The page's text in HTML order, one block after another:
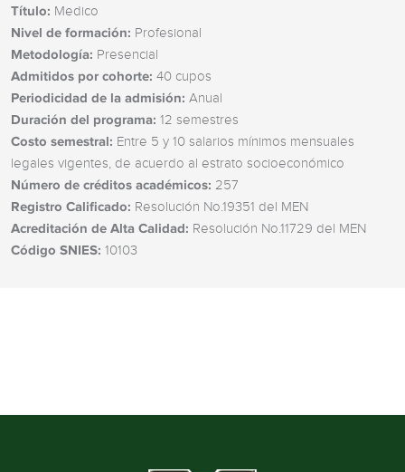
Título: Medico
Nivel de formación: Profesional
Metodología: Presencial
Admitidos por cohorte: 40 cupos
Periodicidad de la admisión: Anual
Duración del programa: 12 semestres
Costo semestral: Entre 5 y 10 salarios mínimos mensuales
legales vigentes, de acuerdo al estrato socioeconómico
Número de créditos académicos: 257
Registro Calificado: Resolución No.19351 del MEN
Acreditación de Alta Calidad: Resolución No.11729 del MEN
Código SNIES: 10103